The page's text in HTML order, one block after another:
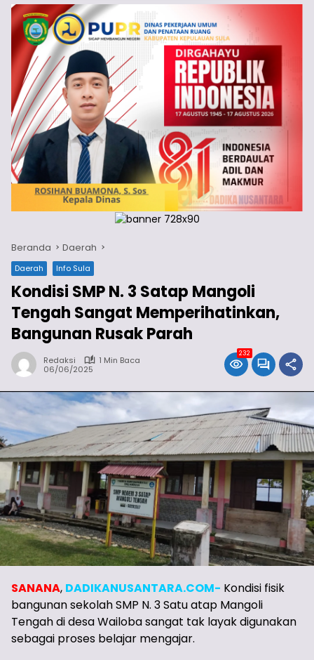
Beranda Daerah
Daerah Info Sula
Kondisi SMP N. 3 Satap Mangoli
Tengah Sangat Memperihatinkan,
Bangunan Rusak Parah
Redaksi
1 Min Baca
06/06/2025
232
SANANA, DADIKANUSANTARA.COM- Kondisi fisik
bangunan sekolah SMP N. 3 Satu atap Mangoli
Tengah di desa Wailoba sangat tak layak digunakan
sebagai proses belajar mengajar.